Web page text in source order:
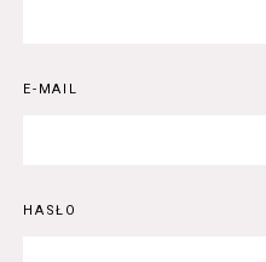
E-MAIL
HASŁO